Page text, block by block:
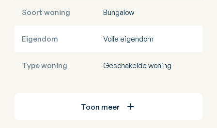
Soort woning Bungalow
Eigendom Volle eigendom
Type woning Geschakelde woning
Toon meer